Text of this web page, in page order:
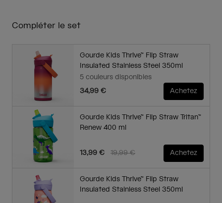
Compléter le set
Gourde Kids Thrive™ Flip Straw
Insulated Stainless Steel 350ml
5 couleurs disponibles
34,99 €
Achetez
Gourde Kids Thrive™ Flip Straw Tritan™
Renew 400 ml
Price reduced from
19,99 €to
13,99 € Achetez
Gourde Kids Thrive™ Flip Straw
Insulated Stainless Steel 350ml